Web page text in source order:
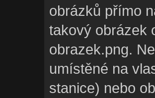
obrázků přímo
takový obrázek
obrazek.png.
umístěné na
stanice) nebo